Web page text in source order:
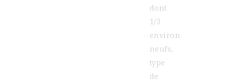
dont
1/3
environ
neufs,
type
de